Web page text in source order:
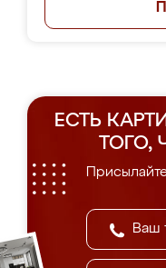
ЕСТЬ
ТОГО,